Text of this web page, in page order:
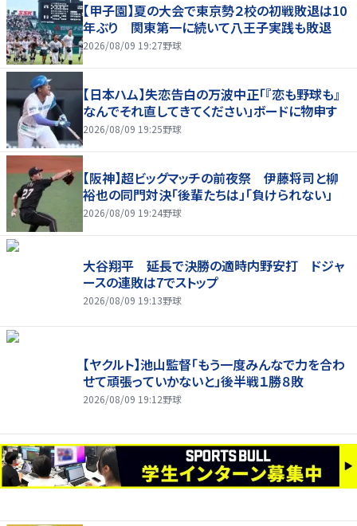
【甲子園】夏の大会で東京勢２校の初戦敗退は10
年ぶり 関東第一に続いて八王子実践も敗退
2026/08/09 19:27野球
【日本ハム】失恋告白の万波中正「『恋も野球も』
なんでそれ直してきてください」ボードに物申す
2026/08/09 19:25野球
【阪神】超ビッグマッチの前夜祭 伊藤将司と柳
裕也の同門対決「後輩たちは」「負けられない」
2026/08/09 19:24野球
大谷翔平 延長で決勝の適時内野安打 ドジャ
ースの連敗は7でストップ
2026/08/09 19:13野球
【ヤクルト】池山監督「もう一度みんなで力を合わ
せて頑張っていかないと」後半戦１勝８敗
2026/08/09 19:12野球